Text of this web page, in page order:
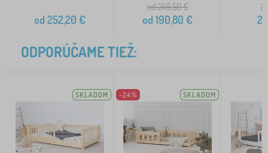
od 252,20 €
od 249,50€
od 190,80 €
ODPORÚČAME TIEŽ:
SKLADOM -24% SKLADOM